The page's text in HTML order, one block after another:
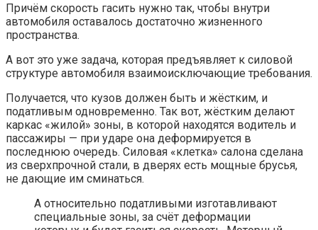
Причём скорость гасить нужно так, чтобы внутри
автомобиля оставалось достаточно жизненного
пространства.
А вот это уже задача, которая предъявляет к силовой
структуре автомобиля взаимоисключающие требования.
Получается, что кузов должен быть и жёстким, и
податливым одновременно. Так вот, жёстким делают
каркас «жилой» зоны, в которой находятся водитель и
пассажиры — при ударе она деформируется в
последнюю очередь. Силовая «клетка» салона сделана
из сверхпрочной стали, в дверях есть мощные брусья,
не дающие им сминаться.
А относительно податливыми изготавливают
специальные зоны, за счёт деформации